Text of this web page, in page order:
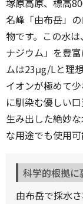
塚原高原、標高
名峰「由布岳」
物です。この水
ナジウム」を豊
ムは23μg/Lと理
イオンが極めて
に馴染む優しい
生み出した絶妙
な用途でも使用可
科学的根拠に
由布岳で採水